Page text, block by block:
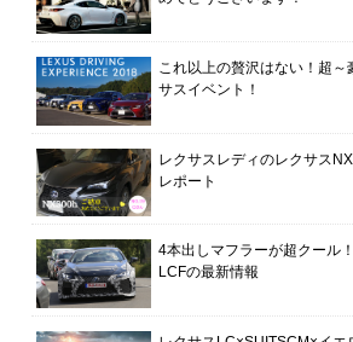
これ以上の贅沢はない！超～
サスイベント！
レクサスレディのレクサス
レポート
4本出しマフラーが超クール
LCFの最新情報